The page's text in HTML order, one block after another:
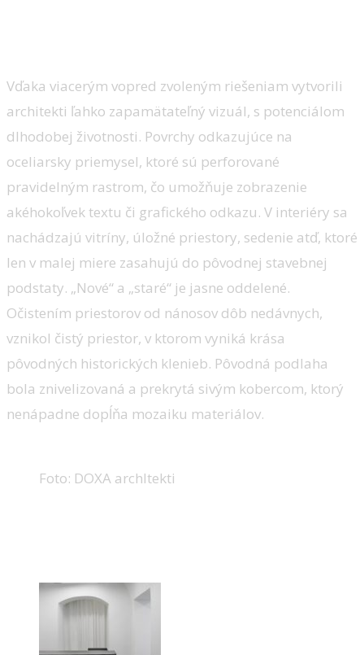
Vďaka viacerým vopred zvoleným riešeniam vytvorili
architekti ľahko zapamätateľný vizuál, s potenciálom
dlhodobej životnosti. Povrchy odkazujúce na
oceliarsky priemysel, ktoré sú perforované
pravidelným rastrom, čo umožňuje zobrazenie
akéhokoľvek textu či grafického odkazu. V interiéry sa
nachádzajú vitríny, úložné priestory, sedenie atď, ktoré
len v malej miere zasahujú do pôvodnej stavebnej
podstaty. „Nové“ a „staré“ je jasne oddelené.
Očistením priestorov od nánosov dôb nedávnych,
vznikol čistý priestor, v ktorom vyniká krása
pôvodných historických klenieb. Pôvodná podlaha
bola znivelizovaná a prekrytá sivým kobercom, ktorý
nenápadne dopĺňa mozaiku materiálov.
Foto: DOXA archItekti